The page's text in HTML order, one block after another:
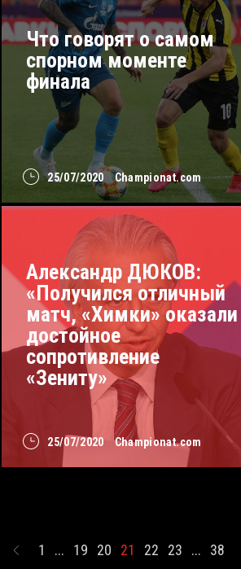
25/07/2020 Championat.com
Что говорят о самом
спорном моменте
финала
25/07/2020 Championat.com
Александр ДЮКОВ:
«Получился отличный
матч, «Химки» оказали
достойное
сопротивление
«Зениту»
1 ... 19 20 21 22 23 ... 38